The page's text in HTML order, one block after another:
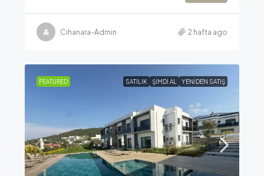
Cihanara-Admin 2 hafta ago
FEATURED SATILIK ŞIMDI AL YENIDEN SATIŞ